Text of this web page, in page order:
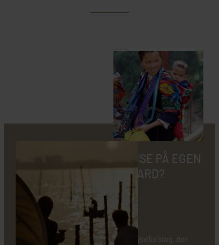
HVORDAN KAN JEG REJSE PÅ EGEN
HÅND MED STJERNEGAARD?
Rejser på egen hånd:
Vi har lavet en liste af forskellige rejseforslag, der